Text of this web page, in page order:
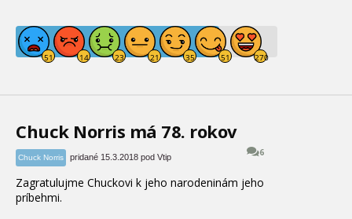
Chuck Norris má 78. rokov
6
Chuck Norris pridané 15.3.2018 pod Vtip
Zagratulujme Chuckovi k jeho narodeninám jeho
príbehmi.